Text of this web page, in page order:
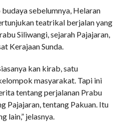
sebelumnya, Helaran
teatrikal berjalan yang
Siliwangi, sejarah Pajajaran,
Kerajaan Sunda.
kan kirab, satu
masyarakat. Tapi ini
tentang perjalanan Prabu
Pajajaran, tentang Pakuan. Itu
lain,” jelasnya.